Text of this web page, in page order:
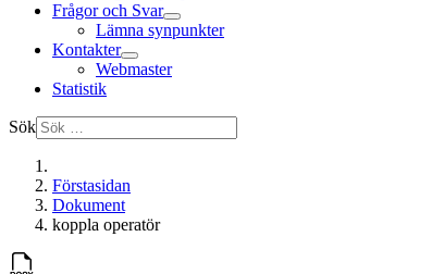
Frågor och Svar
Lämna synpunkter
Kontakter
Webmaster
Statistik
Sök
Förstasidan
Dokument
koppla operatör